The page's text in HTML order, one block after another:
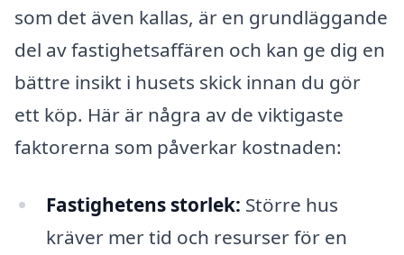
som det även kallas, är en grundläggande
del av fastighetsaffären och kan ge dig en
bättre insikt i husets skick innan du gör
ett köp. Här är några av de viktigaste
faktorerna som påverkar kostnaden:
Fastighetens storlek: Större hus
kräver mer tid och resurser för en